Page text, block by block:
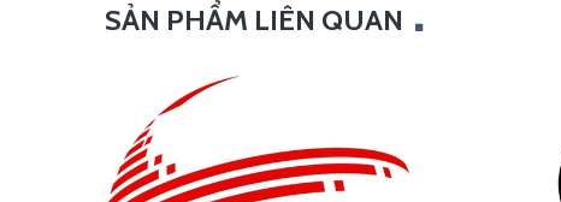
SẢN PHẨM LIÊN QUAN